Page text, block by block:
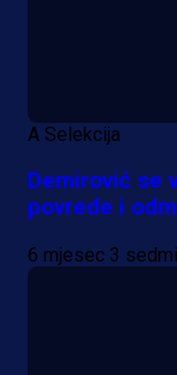
A Selekcija
Demirović se
povrede i
6 mjesec 3